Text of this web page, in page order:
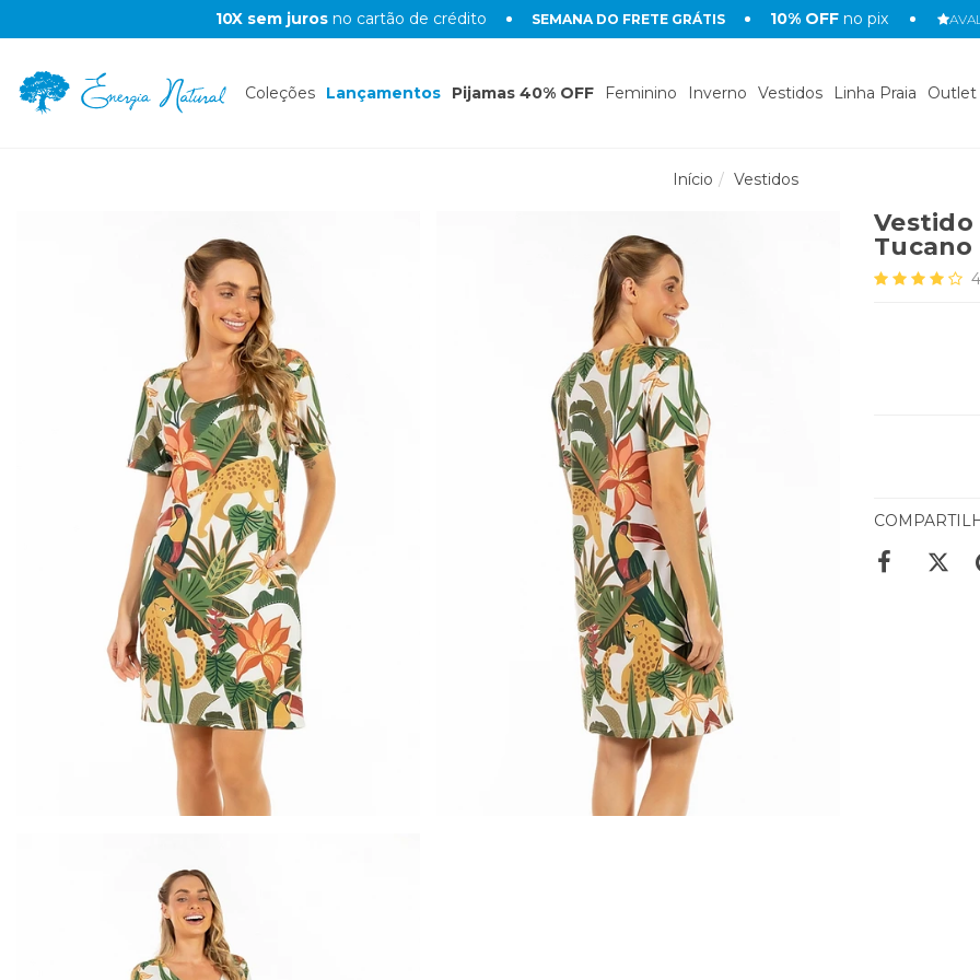
10X sem jurosno cartão de crédito SEMANA DO FRETE GRÁTIS 10% OFF no pix
Coleções Lançamentos Pijamas 40% OFF Feminino Inverno Vestidos Linha Praia Outlet
Início Vestidos
Vestido
4